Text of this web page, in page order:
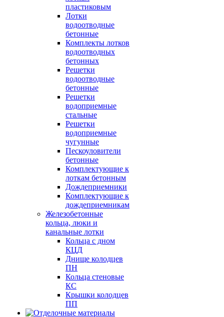
пластиковым
Лотки
водоотводные
бетонные
Комплекты лотков
водоотводных
бетонных
Решетки
водоотводные
бетонные
Решетки
водоприемные
стальные
Решетки
водоприемные
чугунные
Пескоуловители
бетонные
Комплектующие к
лоткам бетонным
Дождеприемники
Комплектующие к
дождеприемникам
Железобетонные
кольца, люки и
канальные лотки
Кольца с дном
КЦД
Днище колодцев
ПН
Кольца стеновые
КС
Крышки колодцев
ПП